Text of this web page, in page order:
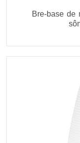
Bre-base de